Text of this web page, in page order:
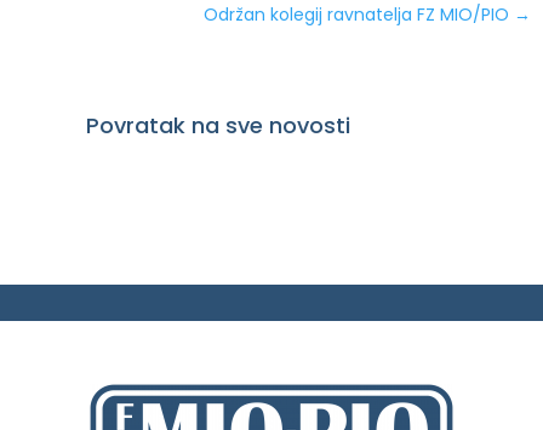
Održan kolegij ravnatelja FZ MIO/PIO →
Povratak na sve novosti